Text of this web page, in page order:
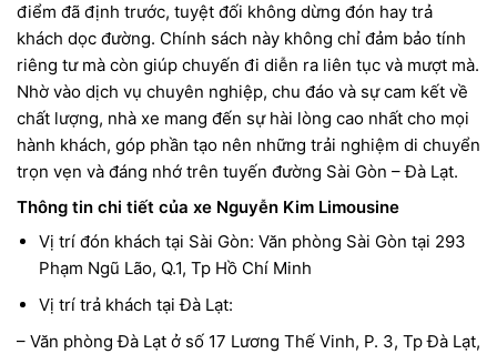
điểm đã định trước, tuyệt đối không dừng đón hay trả
khách dọc đường. Chính sách này không chỉ đảm bảo tính
riêng tư mà còn giúp chuyến đi diễn ra liên tục và mượt mà.
Nhờ vào dịch vụ chuyên nghiệp, chu đáo và sự cam kết về
chất lượng, nhà xe mang đến sự hài lòng cao nhất cho mọi
hành khách, góp phần tạo nên những trải nghiệm di chuyển
trọn vẹn và đáng nhớ trên tuyến đường Sài Gòn – Đà Lạt.
Thông tin chi tiết của xe Nguyễn Kim Limousine
Vị trí đón khách tại Sài Gòn: Văn phòng Sài Gòn tại 293
Phạm Ngũ Lão, Q.1, Tp Hồ Chí Minh
Vị trí trả khách tại Đà Lạt:
– Văn phòng Đà Lạt ở số 17 Lương Thế Vinh, P. 3, Tp Đà Lạt,